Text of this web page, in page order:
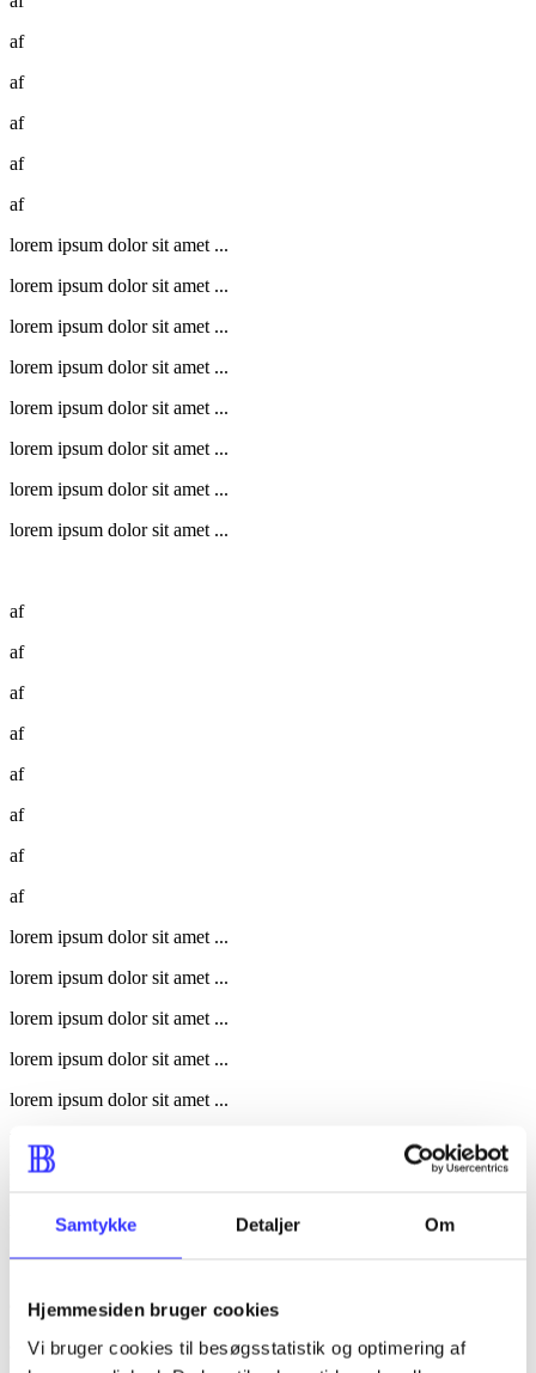
Samtykke Detaljer Om
Hjemmesiden bruger cookies
Vi bruger cookies til besøgsstatistik og optimering af
af
af
af
af
af
lorem ipsum dolor sit amet ...
lorem ipsum dolor sit amet ...
lorem ipsum dolor sit amet ...
lorem ipsum dolor sit amet ...
lorem ipsum dolor sit amet ...
lorem ipsum dolor sit amet ...
lorem ipsum dolor sit amet ...
lorem ipsum dolor sit amet ...
af
af
af
af
af
af
af
af
lorem ipsum dolor sit amet ...
lorem ipsum dolor sit amet ...
lorem ipsum dolor sit amet ...
lorem ipsum dolor sit amet ...
lorem ipsum dolor sit amet ...
lorem ipsum dolor sit amet ...
lorem ipsum dolor sit amet ...